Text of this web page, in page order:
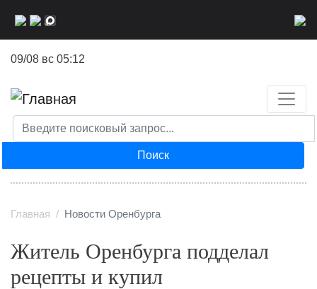
09/08 вс 05:12
Поиск
Главная Новости Оренбурга
Житель Оренбурга подделал
рецепты и купил